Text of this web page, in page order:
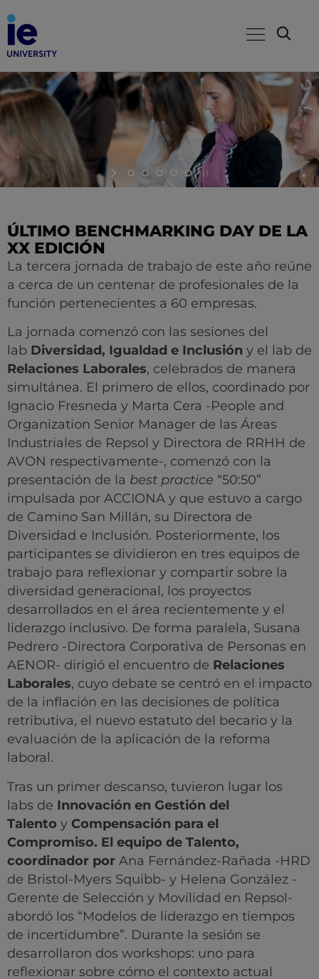
ÚLTIMO BENCHMARKING DAY DE LA
XX EDICIÓN
La tercera jornada de trabajo de este año reúne
a cerca de un centenar de profesionales de la
función pertenecientes a 60 empresas.
La jornada comenzó con las sesiones del
lab Diversidad, Igualdad e Inclusión y el lab de
Relaciones Laborales, celebrados de manera
simultánea. El primero de ellos, coordinado por
Ignacio Fresneda y Marta Cera -People and
Organization Senior Manager de las Áreas
Industriales de Repsol y Directora de RRHH de
AVON respectivamente-, comenzó con la
presentación de la best practice “50:50”
impulsada por ACCIONA y que estuvo a cargo
de Camino San Millán, su Directora de
Diversidad e Inclusión. Posteriormente, los
participantes se dividieron en tres equipos de
trabajo para reflexionar y compartir sobre la
diversidad generacional, los proyectos
desarrollados en el área recientemente y el
liderazgo inclusivo. De forma paralela, Susana
Pedrero -Directora Corporativa de Personas en
AENOR- dirigió el encuentro de Relaciones
Laborales, cuyo debate se centró en el impacto
de la inflación en las decisiones de política
retributiva, el nuevo estatuto del becario y la
evaluación de la aplicación de la reforma
laboral.
Tras un primer descanso, tuvieron lugar los
labs de Innovación en Gestión del
Talento y Compensación para el
Compromiso. El equipo de Talento,
coordinador por Ana Fernández-Rañada -HRD
de Bristol-Myers Squibb- y Helena González -
Gerente de Selección y Movilidad en Repsol-
abordó los “Modelos de liderazgo en tiempos
de incertidumbre”. Durante la sesión se
desarrollaron dos workshops: uno para
reflexionar sobre cómo el contexto actual